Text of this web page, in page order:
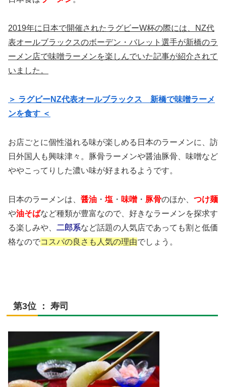
2019年に日本で開催されたラグビーW杯の際には、NZ代
表オールブラックスのボーデン・バレット選手が新橋のラ
ーメン店で味噌ラーメンを楽しんでいた記事が紹介されて
いました。
＞ ラグビーNZ代表オールブラックス 新橋で味噌ラーメ
ンを食す ＜
お店ごとに個性溢れる味が楽しめる日本のラーメンに、訪
日外国人も興味津々。豚骨ラーメンや醤油豚骨、味噌など
ややこってりした濃い味が好まれるようです。
日本のラーメンは、 醤油 ・ 塩 ・ 味噌 ・ 豚骨のほか、 つけ麺
や油そばなど種類が豊富なので、好きなラーメンを探求す
る楽しみや、 二郎系など話題の人気店であっても割と低価
格なのでコスパの良さも人気の理由でしょう。
第3位 ： 寿司